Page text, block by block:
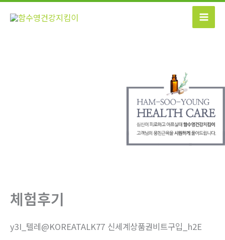
콘
체험후기
y3I_텔레@KOREATALK77 신세계상품권비트구입_h2E